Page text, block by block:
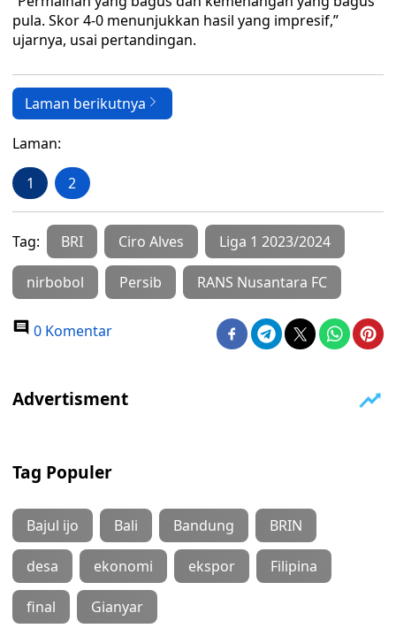
pula. Skor 4-0 menunjukkan hasil yang impresif,”
ujarnya, usai pertandingan.
Laman berikutnya
Laman:
1 2
Tag: BRI Ciro Alves Liga 1 2023/2024
nirbobol Persib RANS Nusantara FC
0 Komentar
Tag Populer
Bajul ijo Bali Bandung BRIN
desa ekonomi ekspor Filipina
final Gianyar